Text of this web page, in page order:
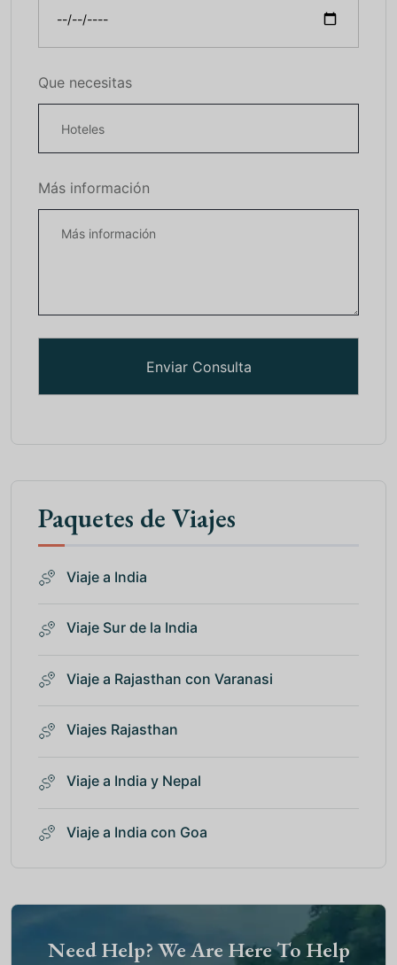
Que necesitas
Más información
Paquetes de Viajes
Viaje a India
Viaje Sur de la India
Viaje a Rajasthan con Varanasi
Viajes Rajasthan
Viaje a India y Nepal
Viaje a India con Goa
Need Help? We Are Here To Help